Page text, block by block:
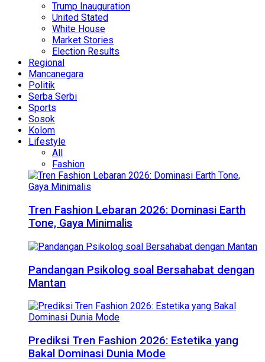
Trump Inauguration
United Stated
White House
Market Stories
Election Results
Regional
Mancanegara
Politik
Serba Serbi
Sports
Sosok
Kolom
Lifestyle
All
Fashion
Tren Fashion Lebaran 2026: Dominasi Earth
Tone, Gaya Minimalis
Pandangan Psikolog soal Bersahabat dengan
Mantan
Prediksi Tren Fashion 2026: Estetika yang
Bakal Dominasi Dunia Mode